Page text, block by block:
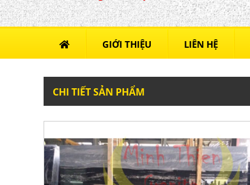
GIỚI THIỆU LIÊN HỆ
CHI TIẾT SẢN PHẨM